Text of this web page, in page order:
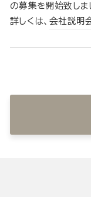
の募集を開始致しま
詳しくは、 会社説明